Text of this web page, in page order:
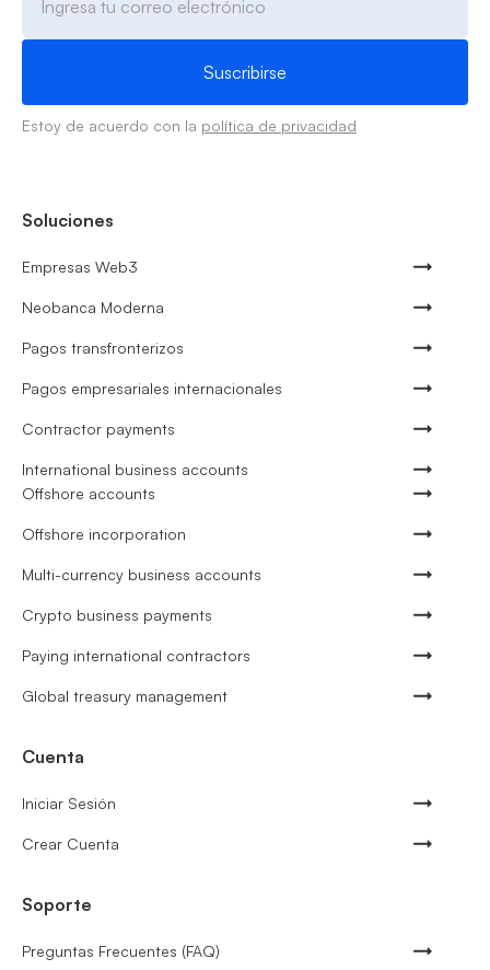
Estoy de acuerdo con la política de privacidad
Soluciones
Empresas Web3
Neobanca Moderna
Pagos transfronterizos
Pagos empresariales internacionales
Contractor payments
International business accounts
Offshore accounts
Offshore incorporation
Multi-currency business accounts
Crypto business payments
Paying international contractors
Global treasury management
Cuenta
Iniciar Sesión
Crear Cuenta
Soporte
Preguntas Frecuentes (FAQ)